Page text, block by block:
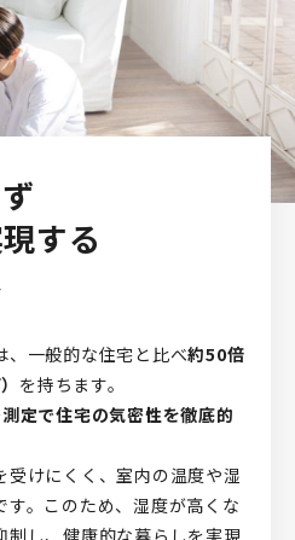
する
、一般的な住宅と比べ約50倍
を持ちます。
定で住宅の気密性を徹底的
けにくく、室内の温度や湿
。このため、湿度が高くな
し、健康的な暮らしを実現